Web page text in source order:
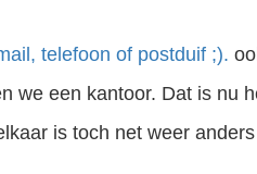
telefoon of postduif ;).
we een kantoor. Dat is nu
is toch net weer